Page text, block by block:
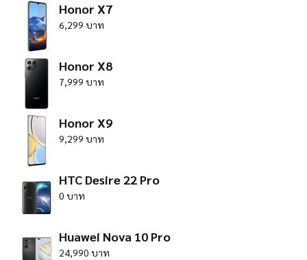
Honor X7
6,299 บาท
Honor X8
7,999 บาท
Honor X9
9,299 บาท
HTC Desire 22 Pro
0 บาท
Huawei Nova 10 Pro
24,990 บาท